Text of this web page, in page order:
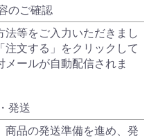
のご確認
等をご入力いただきまし
文する」をクリックして
メールが自動配信されま
発送
商品の発送準備を進め、発